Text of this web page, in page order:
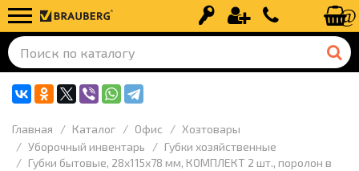
Вход Регистрация+7 (499) 110-
Главная Каталог Офис
Хозтовары
Уборочный инвентарь
Губки хозяйственные
Губки бытовые, 28х115х78 мм, КОМПЛЕКТ 2 шт., поролон в